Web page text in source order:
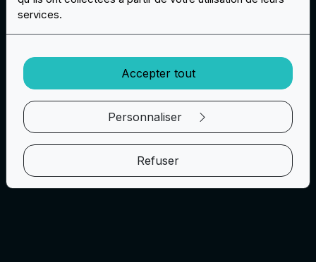
services.
Accepter tout
Personnaliser
Refuser